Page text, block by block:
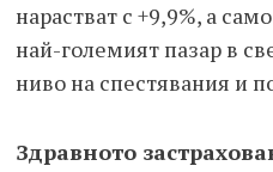
нарастват с +9,9%, а
най-големият пазар в
ниво на спестявания и
Здравното